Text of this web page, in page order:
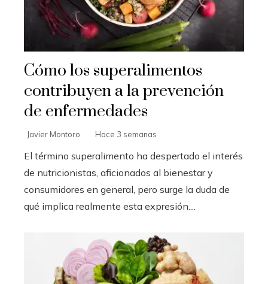
Cómo los superalimentos
contribuyen a la prevención
de enfermedades
Javier Montoro Hace 3 semanas
El término superalimento ha despertado el interés
de nutricionistas, aficionados al bienestar y
consumidores en general, pero surge la duda de
qué implica realmente esta expresión....